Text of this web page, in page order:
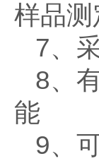
样品
7、
8、
能
9、